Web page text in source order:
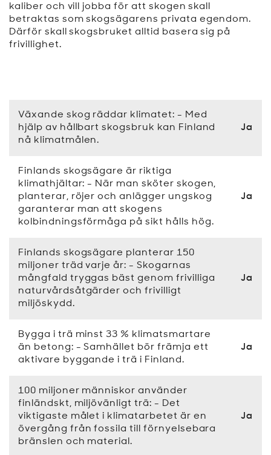
kaliber och vill jobba för att skogen skall
betraktas som skogsägarens privata egendom.
Därför skall skogsbruket alltid basera sig på
frivillighet.
Växande skog räddar klimatet: - Med
hjälp av hållbart skogsbruk kan Finland
nå klimatmålen.
Ja
Finlands skogsägare är riktiga
klimathjältar: - När man sköter skogen,
planterar, röjer och anlägger ungskog
garanterar man att skogens
kolbindningsförmåga på sikt hålls hög.
Ja
Finlands skogsägare planterar 150
miljoner träd varje år: - Skogarnas
mångfald tryggas bäst genom frivilliga
naturvårdsåtgärder och frivilligt
miljöskydd.
Ja
Bygga i trä minst 33 % klimatsmartare
än betong: - Samhället bör främja ett
aktivare byggande i trä i Finland.
Ja
100 miljoner människor använder
finländskt, miljövänligt trä: - Det
viktigaste målet i klimatarbetet är en
övergång från fossila till förnyelsebara
bränslen och material.
Ja